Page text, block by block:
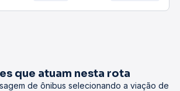
que atuam nesta rota
de ônibus selecionando a viação de